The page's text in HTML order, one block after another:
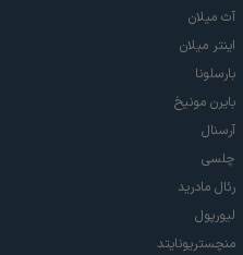
آث میلان
اینتر میلان
بارسلونا
بایرن مونیخ
آرسنال
چلسی
رئال مادرید
لیورپول
منچستریونایتد